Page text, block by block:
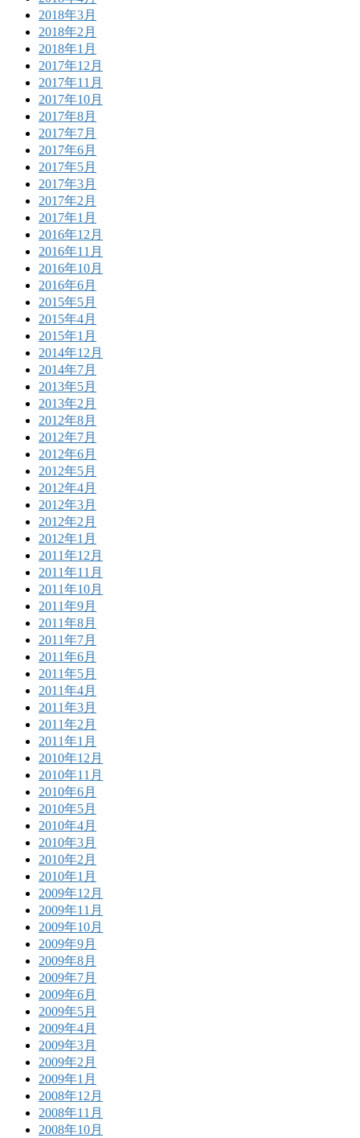
2018年3月
2018年2月
2018年1月
2017年12月
2017年11月
2017年10月
2017年8月
2017年7月
2017年6月
2017年5月
2017年3月
2017年2月
2017年1月
2016年12月
2016年11月
2016年10月
2016年6月
2015年5月
2015年4月
2015年1月
2014年12月
2014年7月
2013年5月
2013年2月
2012年8月
2012年7月
2012年6月
2012年5月
2012年4月
2012年3月
2012年2月
2012年1月
2011年12月
2011年11月
2011年10月
2011年9月
2011年8月
2011年7月
2011年6月
2011年5月
2011年4月
2011年3月
2011年2月
2011年1月
2010年12月
2010年11月
2010年6月
2010年5月
2010年4月
2010年3月
2010年2月
2010年1月
2009年12月
2009年11月
2009年10月
2009年9月
2009年8月
2009年7月
2009年6月
2009年5月
2009年4月
2009年3月
2009年2月
2009年1月
2008年12月
2008年11月
2008年10月